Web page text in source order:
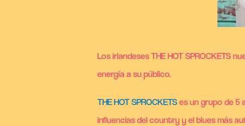
Los irlandeses THE HOT SPROCKETS
energía a su público.
THE HOT SPROCKETSes un grupo de 5
influencias del country y el blues más